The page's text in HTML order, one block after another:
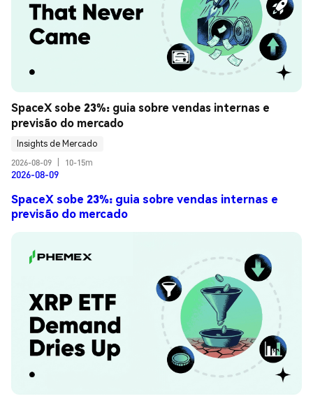
SpaceX sobe 23%: guia sobre vendas internas e
previsão do mercado
Insights de Mercado
2026-08-09
10-15m
2026-08-09
SpaceX sobe 23%: guia sobre vendas internas e
previsão do mercado